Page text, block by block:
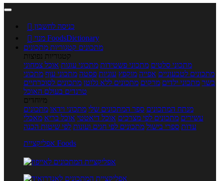
 כניסה לחשבון

מנוי FoodsDictionary
מתכונים קטגוריות מתכונים
קטגוריות נפוצות
מתכוני סלטים מתכוני פשטידות מתכוני עוגות אוכל צמחוני
מתכונים לטבעוניים אפייה מוקפץ עוגיות פסטה מתכוני עוף מתכוני
בשר מתכוני ילדים מרקים מתכונים ללא גלוטן מתכונים לסוכרתיים
טרנדים בעולם האוכל
מיוחדים
מנתח המתכונים ספר המתכונים שלי מתכוני וידאו מתכונים
עשירים מתכונים לפי מצרכים אוכל דיאטטי אוכל בריא מאכלי
עדות ספרי בישול מתכונים לפי חגים ועונות לפי שיטות הכנה
אפליקציית Foods